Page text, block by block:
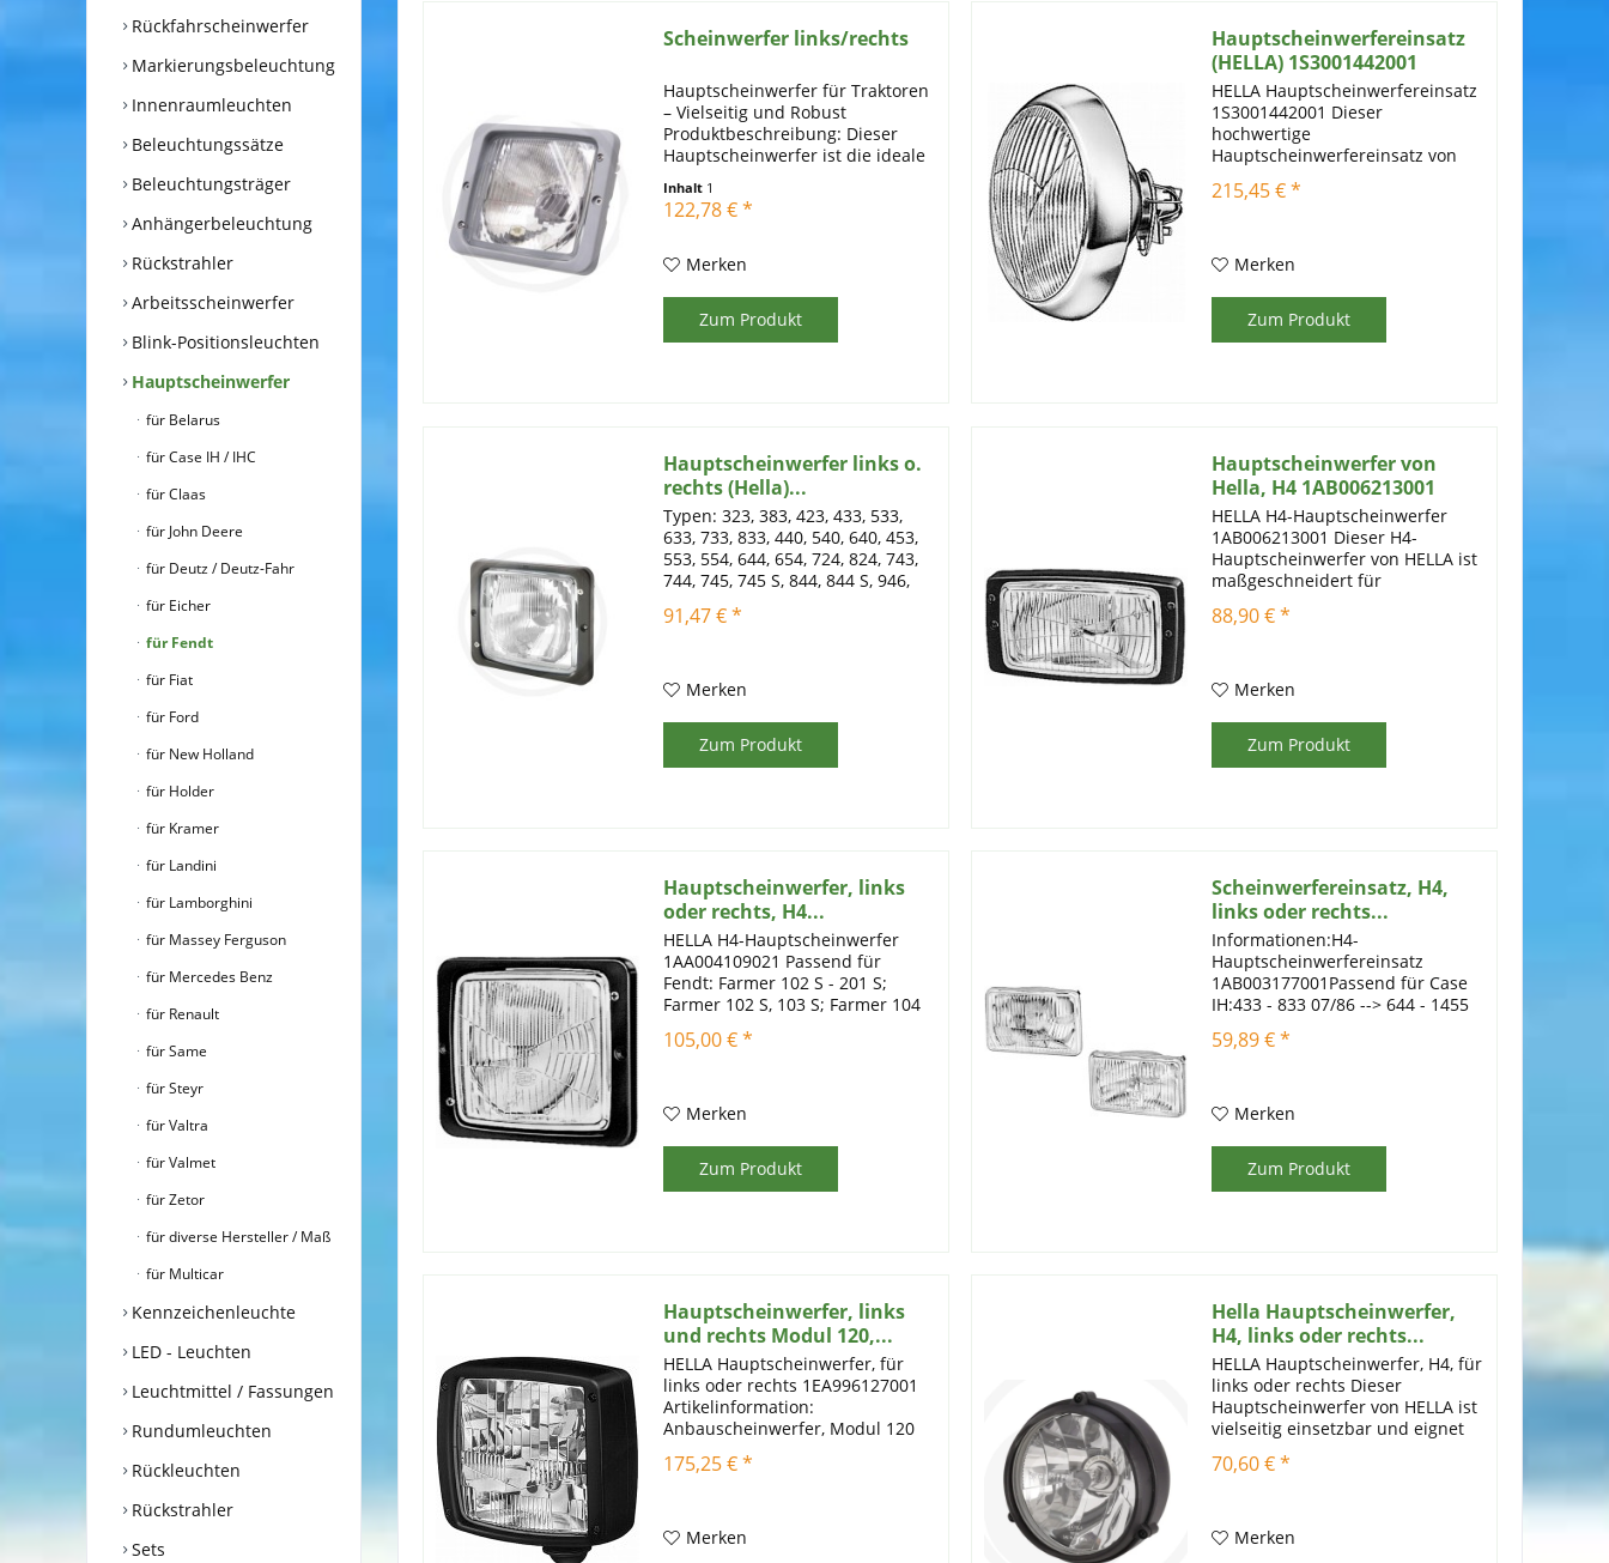
Rückfahrscheinwerfer
Markierungsbeleuchtung
Innenraumleuchten
Beleuchtungssätze
Beleuchtungsträger
Anhängerbeleuchtung
Rückstrahler
Arbeitsscheinwerfer
Blink-Positionsleuchten
Hauptscheinwerfer
für Belarus
für Case IH / IHC
für Claas
für John Deere
für Deutz / Deutz-Fahr
für Eicher
für Fendt
für Fiat
für Ford
für New Holland
für Holder
für Kramer
für Landini
für Lamborghini
für Massey Ferguson
für Mercedes Benz
für Renault
für Same
für Steyr
für Valtra
für Valmet
für Zetor
für diverse Hersteller / Maß
für Multicar
Kennzeichenleuchte
LED - Leuchten
Leuchtmittel / Fassungen
Rundumleuchten
Rückleuchten
Rückstrahler
Sets
Scheinwerfer links/rechts
Hauptscheinwerfer für Traktoren
– Vielseitig und Robust
Produktbeschreibung: Dieser
Hauptscheinwerfer ist die ideale
landwirtschaftliche Fahrzeuge.
Mit vielseitiger
Schutzart und...
Inhalt 1
122,78 € *
Merken
Zum Produkt
Hauptscheinwerfereinsatz
(HELLA) 1S3001442001
HELLA Hauptscheinwerfereinsatz
1S3001442001 Dieser
hochwertige
Hauptscheinwerfereinsatz von
HELLA ist speziell für eine
Vielzahl von Fendt- und Schlüter-
Beleuchtungslösung für...
215,45 € *
Merken
Zum Produkt
Hauptscheinwerfer links o.
rechts (Hella)...
Typen: 323, 383, 423, 433, 533,
633, 733, 833, 440, 540, 640, 453,
553, 554, 644, 654, 724, 824, 743,
744, 745, 745 S, 844, 844 S, 946,
856, 956, 1056, 743 XL, 745 XL, 844
91,47 € *
Merken
Zum Produkt
Hauptscheinwerfer von
Hella, H4 1AB006213001
HELLA H4-Hauptscheinwerfer
1AB006213001 Dieser H4-
Hauptscheinwerfer von HELLA ist
maßgeschneidert für
Traktoren sowie für bestimmte
für...
88,90 € *
Merken
Zum Produkt
Hauptscheinwerfer, links
oder rechts, H4...
HELLA H4-Hauptscheinwerfer
1AA004109021 Passend für
Fendt: Farmer 102 S - 201 S;
Farmer 102 S, 103 S; Farmer 104
S, 105 S; Farmer 200 S, 201 S -
>12/87; Farmer 200 V - 205 P
105,00 € *
Merken
Zum Produkt
Scheinwerfereinsatz, H4,
links oder rechts...
Informationen:H4-
Hauptscheinwerfereinsatz
1AB003177001Passend für Case
IH:433 - 833 07/86 --> 644 - 1455
XL 07/86Passend für
Fendt:Farmer 303 LS - 312 LSA -
Farmer 306 LS,...
59,89 € *
Merken
Zum Produkt
Hauptscheinwerfer, links
und rechts Modul 120,...
HELLA Hauptscheinwerfer, für
links oder rechts 1EA996127001
Artikelinformation:
Anbauscheinwerfer, Modul 120
mit H7-Abblendlicht, H3-Fernlicht
und Positionslicht. Gehäuse und
Rand...
175,25 € *
Merken
Hella Hauptscheinwerfer,
H4, links oder rechts...
HELLA Hauptscheinwerfer, H4, für
links oder rechts Dieser
Hauptscheinwerfer von HELLA ist
vielseitig einsetzbar und eignet
sich sowohl für die linke als auch
für die rechte Seite. Er bietet eine
70,60 € *
Merken